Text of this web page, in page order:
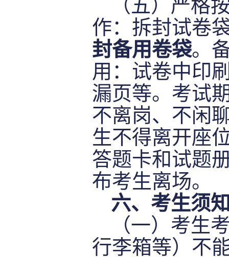
（五）严格
作：拆封试卷
封备用卷袋。
用：试卷中印
漏页等。考试
不离岗、不闲
生不得离开座
答题卡和试题
布考生离场。
六、考生须
（一）考生
行李箱等）不